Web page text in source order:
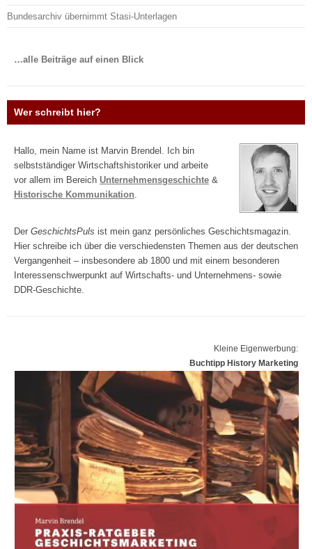
Bundesarchiv übernimmt Stasi-Unterlagen
…alle Beiträge auf einen Blick
Wer schreibt hier?
Hallo, mein Name ist Marvin Brendel. Ich bin
selbstständiger Wirtschaftshistoriker und arbeite
vor allem im Bereich Unternehmensgeschichte &
Historische Kommunikation
Der GeschichtsPuls ist mein ganz persönliches Geschichtsmagazin.
Hier schreibe ich über die verschiedensten Themen aus der deutschen
Vergangenheit – insbesondere ab 1800 und mit einem besonderen
Interessenschwerpunkt auf Wirtschafts- und Unternehmens- sowie
DDR-Geschichte.
Kleine Eigenwerbung:
Buchtipp History Marketing